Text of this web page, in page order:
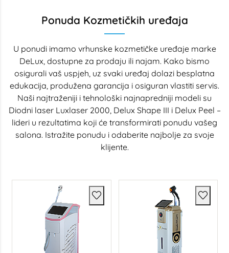
Ponuda Kozmetičkih uređaja
U ponudi imamo vrhunske kozmetičke uređaje marke
DeLux, dostupne za prodaju ili najam. Kako bismo
osigurali vaš uspjeh, uz svaki uređaj dolazi besplatna
edukacija, produžena garancija i osiguran vlastiti servis.
Naši najtraženiji i tehnološki najnapredniji modeli su
Diodni laser Luxlaser 2000, Delux Shape III i Delux Peel –
lideri u rezultatima koji će transformirati ponudu vašeg
salona. Istražite ponudu i odaberite najbolje za svoje
klijente.